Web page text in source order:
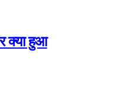
क्या हुआ